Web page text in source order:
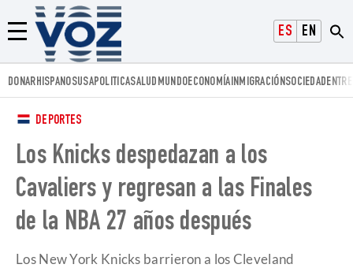
ESPAÑOLENGLISH
Menú
Voz.us
DONARHISPANOSUSAPOLITICASALUD MUNDOECONOMÍAINMIGRACIÓNSOCIEDAD
DEPORTES
Los Knicks despedazan a los
Cavaliers y regresan a las Finales
de la NBA 27 años después
Los New York Knicks barrieron a los Cleveland